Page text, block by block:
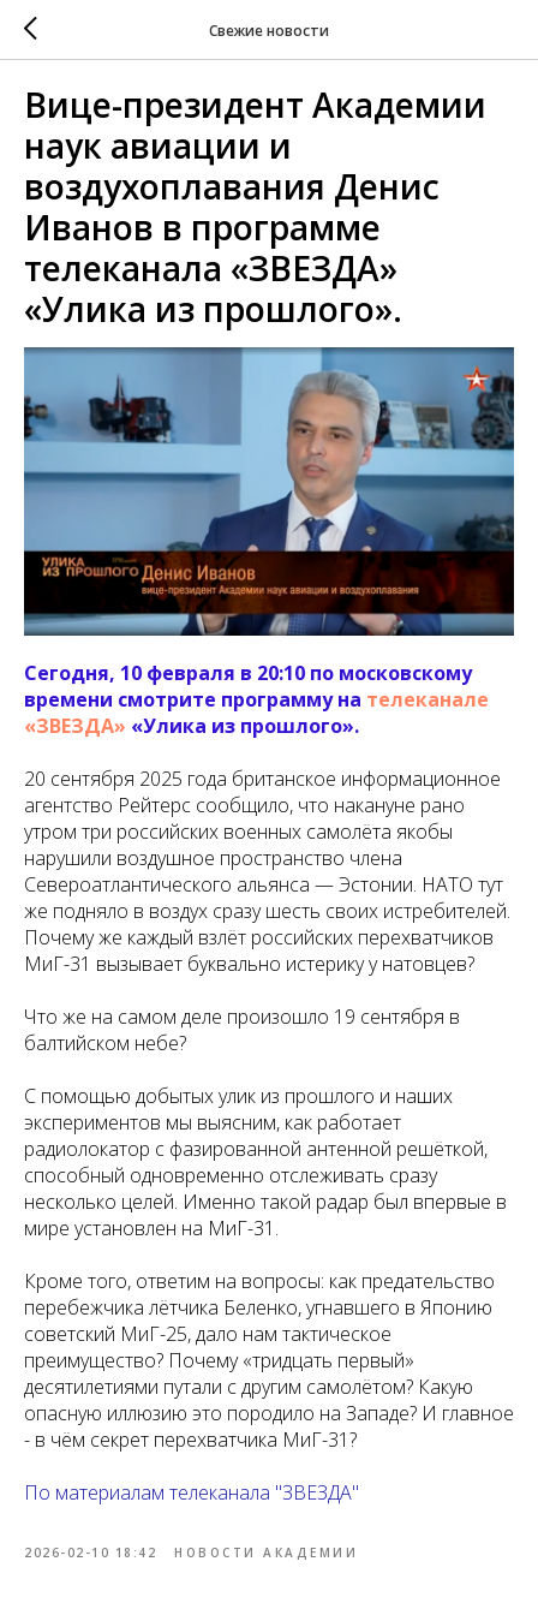
Свежие новости
Вице-президент Академии
наук авиации и
воздухоплавания Денис
Иванов в программе
телеканала «ЗВЕЗДА»
«Улика из прошлого».
Сегодня, 10 февраля в 20:10 по московскому
времени смотрите программу на телеканале
«ЗВЕЗДА» «Улика из прошлого».
20 сентября 2025 года британское информационное
агентство Рейтерс сообщило, что накануне рано
утром три российских военных самолёта якобы
нарушили воздушное пространство члена
Североатлантического альянса — Эстонии. НАТО тут
же подняло в воздух сразу шесть своих истребителей.
Почему же каждый взлёт российских перехватчиков
МиГ-31 вызывает буквально истерику у натовцев?
Что же на самом деле произошло 19 сентября в
балтийском небе?
С помощью добытых улик из прошлого и наших
экспериментов мы выясним, как работает
радиолокатор с фазированной антенной решёткой,
способный одновременно отслеживать сразу
несколько целей. Именно такой радар был впервые в
мире установлен на МиГ-31.
Кроме того, ответим на вопросы: как предательство
перебежчика лётчика Беленко, угнавшего в Японию
советский МиГ-25, дало нам тактическое
преимущество? Почему «тридцать первый»
десятилетиями путали с другим самолётом? Какую
опасную иллюзию это породило на Западе? И главное
- в чём секрет перехватчика МиГ-31?
По материалам телеканала "ЗВЕЗДА"
2026-02-10 18:42 НОВОСТИ АКАДЕМИИ